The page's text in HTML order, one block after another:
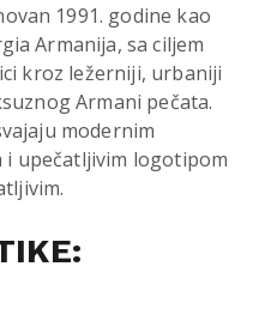
1991. godine kao
Armanija, sa ciljem
kroz ležerniji, urbaniji
Armani pečata.
modernim
i upečatljivim logotipom